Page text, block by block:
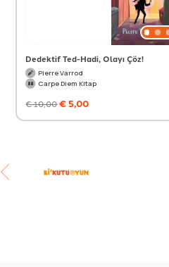
Dedektif Ted-Hadi, Olayı Çöz!
Pierre Varrod
Carpe Diem Kitap
€10,00€ 5,00